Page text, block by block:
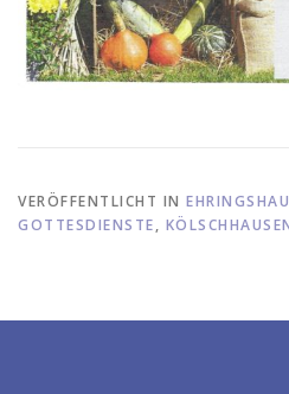
VERÖFFENTLICHT IN
GOTTESDIENSTE,